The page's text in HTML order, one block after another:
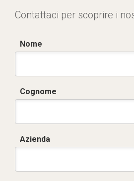
Contattaci per scoprire i
Nome
Cognome
Azienda